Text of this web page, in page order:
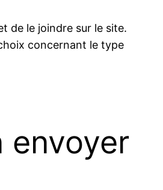
de le joindre sur le site.
concernant le type
envoyer